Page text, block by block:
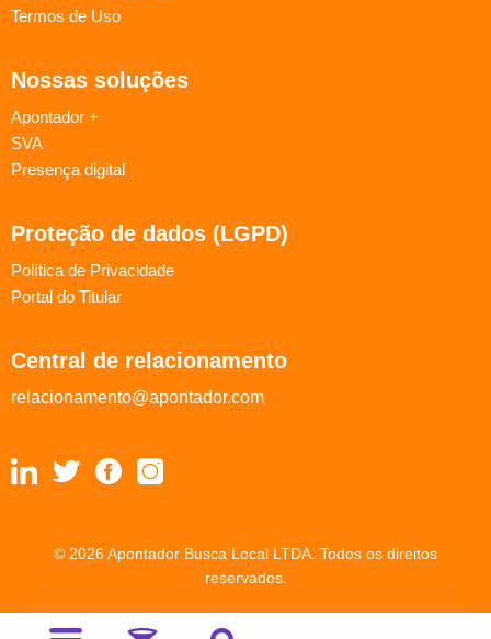
Termos de Uso
Nossas soluções
Apontador +
SVA
Presença digital
Proteção de dados (LGPD)
Política de Privacidade
Portal do Titular
Central de relacionamento
relacionamento@apontador.com
© 2026 Apontador Busca Local LTDA. Todos os direitos
reservados.